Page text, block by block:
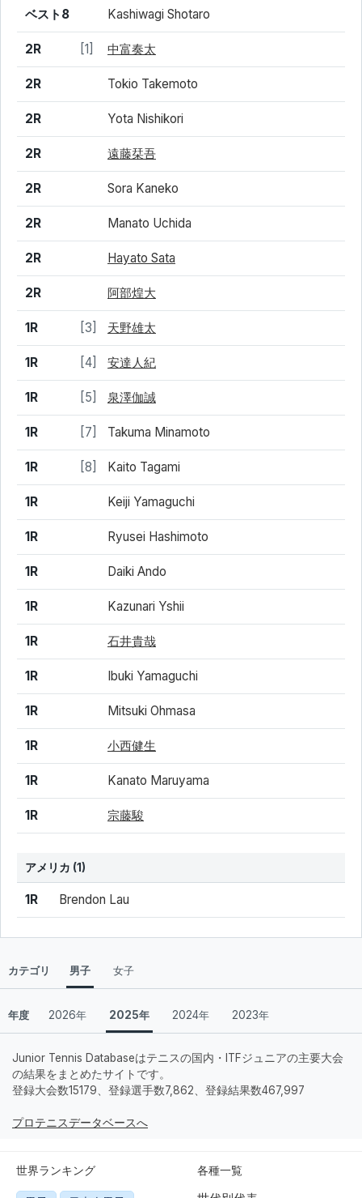
ベスト8 Kashiwagi Shotaro
2R [1] 中富奏太
2R Tokio Takemoto
2R Yota Nishikori
2R 遠藤栞吾
2R Sora Kaneko
2R Manato Uchida
2R Hayato Sata
2R 阿部煌大
1R [3] 天野雄太
1R [4] 安達人紀
1R [5] 泉澤伽誠
1R [7] Takuma Minamoto
1R [8] Kaito Tagami
1R Keiji Yamaguchi
1R Ryusei Hashimoto
1R Daiki Ando
1R Kazunari Yshii
1R 石井貴哉
1R Ibuki Yamaguchi
1R Mitsuki Ohmasa
1R 小西健生
1R Kanato Maruyama
1R 宗藤駿
アメリカ (1)
結果 シード 選手名
1R Brendon Lau
カテゴリ 男子 女子
年度 2026年 2025年 2024年 2023年
Junior Tennis Databaseはテニスの国内・ITFジュニアの主要大会
の結果をまとめたサイトです。
登録大会数15179、登録選手数7,862、登録結果数467,997
プロテニスデータベースへ
世界ランキング 各種一覧